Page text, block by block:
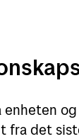
fra det